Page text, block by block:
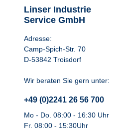
Linser Industrie
Service GmbH
Adresse:
Camp-Spich-Str. 70
D-53842 Troisdorf
Wir beraten Sie gern unter:
+49 (0)2241 26 56 700
Mo - Do. 08:00 - 16:30 Uhr
Fr. 08:00 - 15:30Uhr